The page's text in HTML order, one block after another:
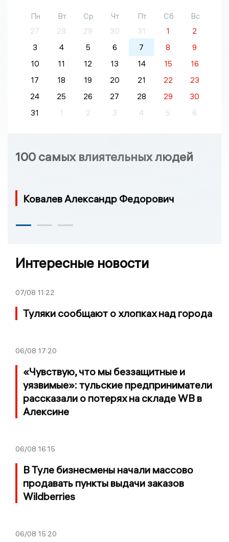
Пн Вт Ср Чт Пт Сб
Вс
27
28 29 30 31 1
2
3
4 5 6 7 8
9
10
11 12 13 14 15
16
17
18 19 20 21 22
23
24
25 26 27 28 29
30
31
1 2 3 4 5 6
100 самых влиятельных людей
Ковалев Александр Федорович
Интересные новости
07/08 11:22
Туляки сообщают о хлопках над города
06/08 17:20
«Чувствую, что мы беззащитные и
уязвимые»: тульские предприниматели
рассказали о потерях на складе WB в
Алексине
06/08 16:15
В Туле бизнесмены начали массово
продавать пункты выдачи заказов
Wildberries
06/08 15:20